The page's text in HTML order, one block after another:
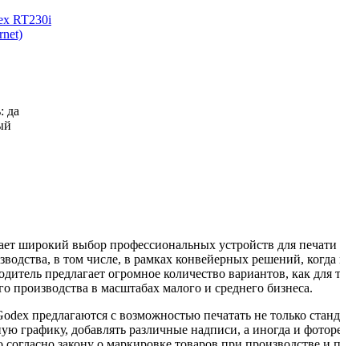
да
широкий выбор профессиональных устройств для
в том числе, в рамках конвейерных решений,
предлагает огромное количество вариантов, как
производства в масштабах малого и среднего бизнеса.
предлагаются с возможностью печатать не только
графику, добавлять различные надписи, а иногда и